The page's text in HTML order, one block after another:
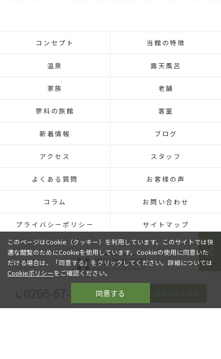
コンセプト 当館の特徴
温泉 露天風呂
家族 老舗
蓼科の旅館 客室
新着情報 ブログ
アクセス スタッフ
よくある質問 お客様の声
コラム お問い合わせ
プライバシーポリシー サイトマップ
© 2026 長野の旅館なら横谷温泉旅館 ALL RIGHTS RESERVED.
このページはCookie（クッキー）を利用しています。このサイトでは快
適な閲覧のためにCookieを使用しています。Cookieの使用に同意いた
だける場合は、「同意する」をクリックしてください。詳細については
Cookieポリシーをご確認ください。
同意する